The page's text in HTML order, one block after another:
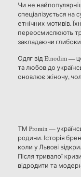
Чи не
спеціалізується на
етнічних мотивів.
переосмислюють
закладаючи
Одяг від Etnodim —
та любов до
оновлює жіночу,
ТМ Promin —
родини. Історія
коли у Львові
Після тривалої
відродити та